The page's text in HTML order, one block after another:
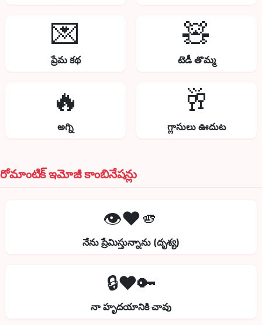
💌
ప్రేమ కథ
🧸
టెడీ తొమ్మ
🔥
అగ్ని
🥂
గ్లాసులు ఊదుట
రోమాంటిక్ ఇమోజీ కాంబినేషన్లు
👁️❤️🫵
నేను ప్రేమిస్తున్నాను (దృశ్య)
🔒❤️🔑
నా హృదయానికి చావు